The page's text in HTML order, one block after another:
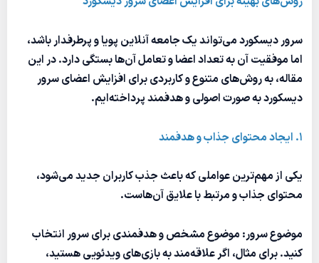
سرور دیسکورد می‌تواند یک جامعه آنلاین پویا و پرطرفدار باشد،
اما موفقیت آن به تعداد اعضا و تعامل آن‌ها بستگی دارد. در این
مقاله، به روش‌های متنوع و کاربردی برای افزایش اعضای سرور
دیسکورد به صورت اصولی و هدفمند پرداخته‌ایم.
1. ایجاد محتوای جذاب و هدفمند
یکی از مهم‌ترین عواملی که باعث جذب کاربران جدید می‌شود،
محتوای جذاب و مرتبط با علایق آن‌هاست.
موضوع سرور: موضوع مشخص و هدفمندی برای سرور انتخاب
کنید. برای مثال، اگر علاقه‌مند به بازی‌های ویدئویی هستید،